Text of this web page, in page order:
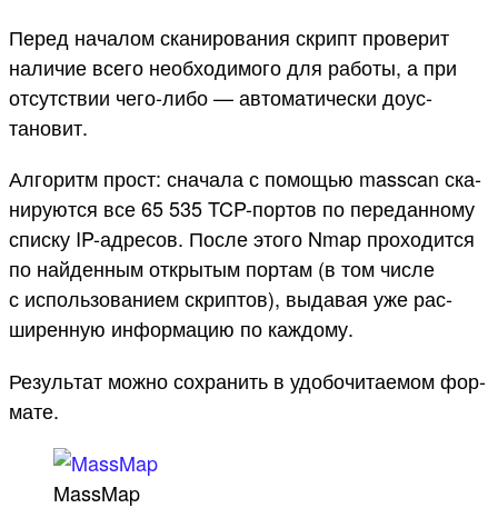
Пе­ред началом ска­ниро­вания скрипт про­верит
наличие все­го необ­ходимо­го для работы, а при
отсутс­твии чего‑либо — авто­мати­чес­ки доус­
тановит.
Ал­горитм прост: сна­чала с помощью masscan ска­
ниру­ются все 65 535 TCP-пор­тов по передан­ному
спис­ку IP-адре­сов. Пос­ле это­го Nmap про­ходит­ся
по най­ден­ным откры­тым пор­там (в том чис­ле
с исполь­зовани­ем скрип­тов), выдавая уже рас­
ширен­ную информа­цию по каж­дому.
Резуль­тат мож­но сох­ранить в удо­бочи­таемом фор­
мате.
MassMap